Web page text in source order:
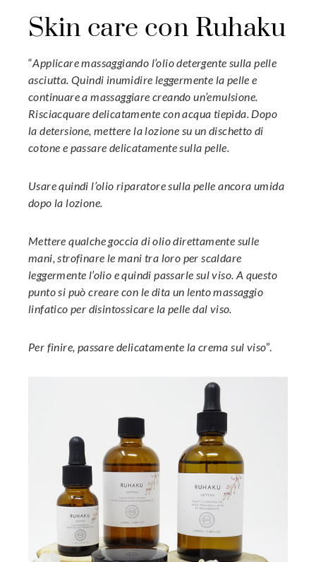
Skin care con Ruhaku
“Applicare massaggiando l’olio detergente sulla pelle
asciutta. Quindi inumidire leggermente la pelle e
continuare a massaggiare creando un’emulsione.
Risciacquare delicatamente con acqua tiepida. Dopo
la detersione, mettere la lozione su un dischetto di
cotone e passare delicatamente sulla pelle.
Usare quindi l’olio riparatore sulla pelle ancora umida
dopo la lozione.
Mettere qualche goccia di olio direttamente sulle
mani, strofinare le mani tra loro per scaldare
leggermente l’olio e quindi passarle sul viso. A questo
punto si può creare con le dita un lento massaggio
linfatico per disintossicare la pelle dal viso.
Per finire, passare delicatamente la crema sul viso”.